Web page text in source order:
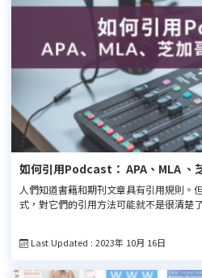
如何引用Podcast： APA、MLA 、
人們知道書籍和期刊文章具有引用規則。
式，對它們的引用方法可能就不是很清楚
Last Updated : 2023年 10月 16日